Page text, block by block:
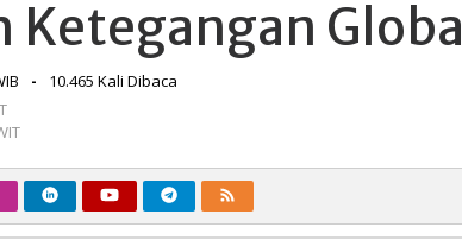
di
Ketegangan
Ketegangan Global
oleh
-
10.465 Kali Dibaca